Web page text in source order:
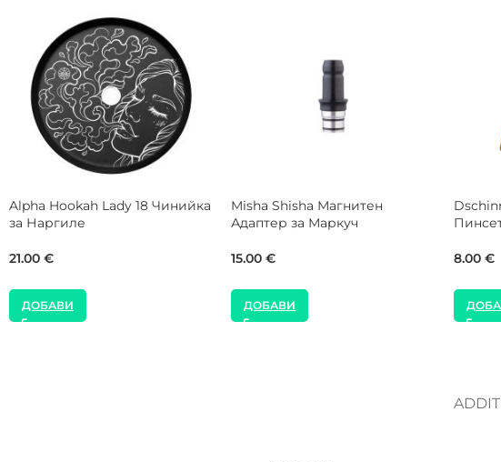
WOOKAH Tenebris Дървен
Накрайник за Наргиле
49.00€
ДОБАВИ
WOOKAH White Nox Standard
Дървен Накрайник за
55.00€
ДОБАВИ
16.00€